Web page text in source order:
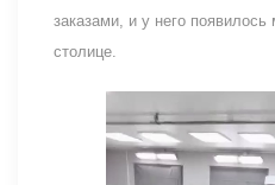
заказами, и у него
столице.